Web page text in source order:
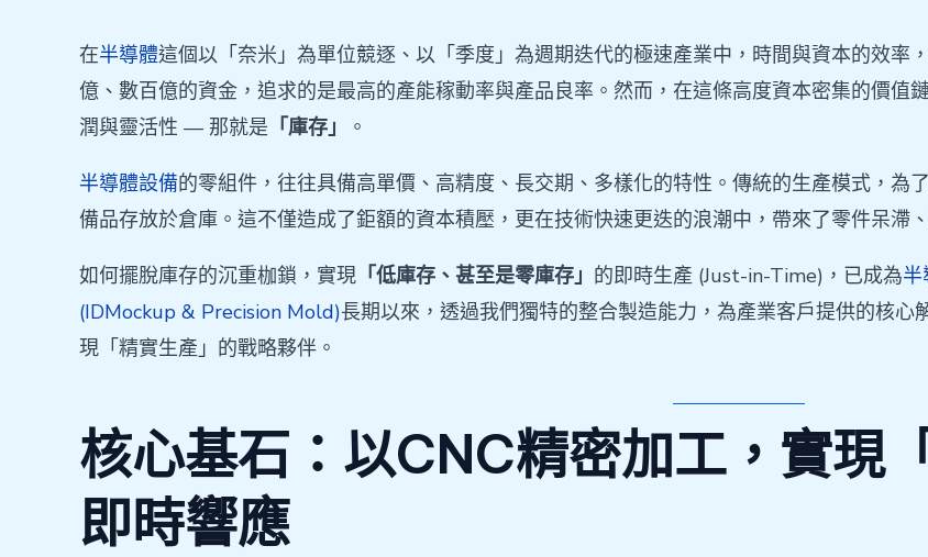
在半導體這個以「奈米」為單位競逐、以「季度」為週期迭代的極速產業中，時間與資本的效率
億、數百億的資金，追求的是最高的產能稼動率與產品良率。然而，在這條高度資本密集的價值
潤與靈活性 — 那就是 「庫存」 。
半導體設備的零組件，往往具備高單價、高精度、長交期、多樣化的特性。傳統的生產模式，為
備品存放於倉庫。這不僅造成了鉅額的資本積壓，更在技術快速更迭的浪潮中，帶來了零件呆滯
如何擺脫庫存的沉重枷鎖，實現 「低庫存、甚至是零庫存」 的即時生產 (Just-in-Time)，已成為半
(IDMockup & Precision Mold)長期以來，透過我們獨特的整合製造能力，為產業客戶提供的核
現「精實生產」的戰略夥伴。
核心基石：以CNC精密加工，實現
即時響應